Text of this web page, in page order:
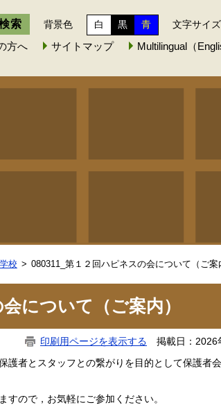
背景色 白 黒 青 文字サイズ
方へ サイトマップ Multilingual（
校 080311_第１２回ハピネスの会について（ご案
について（ご案内）
印刷用ページを表示する 掲載日：2026
者とスタッフとの繋がりを目的として保護者
ので，お気軽にご参加ください。